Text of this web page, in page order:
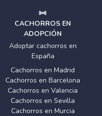
CACHORROS EN
ADOPCIÓN
Adoptar cachorros en
España
Cachorros en Madrid
Cachorros en Barcelona
Cachorros en Valencia
Cachorros en Sevilla
Cachorros en Murcia